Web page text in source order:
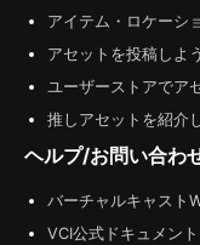
アイテム・ロケーシ
アセットを投稿しよう
ユーザーストアでア
推しアセットを紹介
ヘルプ/お問い合わ
バーチャルキャスト
VCI公式ドキュメント